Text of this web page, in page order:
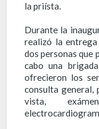
la priísta.
Durante la
realizó la
dos personas que
cabo una
ofrecieron los
consulta general,
vista,